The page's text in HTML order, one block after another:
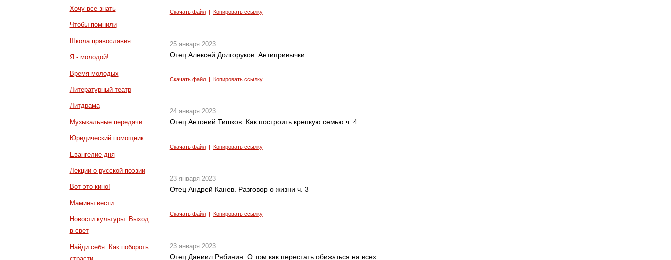
Хочу все знать
Чтобы помнили
Школа православия
Я - молодой!
Время молодых
Литературный театр
Литдрама
Музыкальные передачи
Юридический помощник
Евангелие дня
Лекции о русской поэзии
Вот это кино!
Мамины вести
Новости культуры. Выход
в свет
Найди себя. Как побороть
страсти
Скачать файл| Копировать ссылку
25 января 2023
Отец Алексей Долгоруков. Антипривычки
Скачать файл| Копировать ссылку
24 января 2023
Отец Антоний Тишков. Как построить крепкую семью ч. 4
Скачать файл| Копировать ссылку
23 января 2023
Отец Андрей Канев. Разговор о жизни ч. 3
Скачать файл| Копировать ссылку
23 января 2023
Отец Даниил Рябинин. О том как перестать обижаться на всех